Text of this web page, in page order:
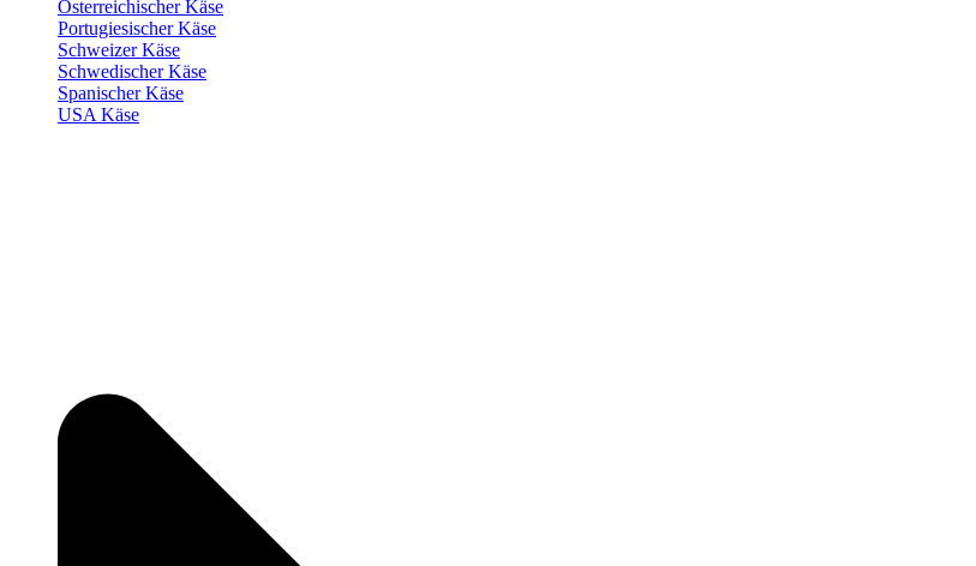
Österreichischer Käse
Portugiesischer Käse
Schweizer Käse
Schwedischer Käse
Spanischer Käse
USA Käse